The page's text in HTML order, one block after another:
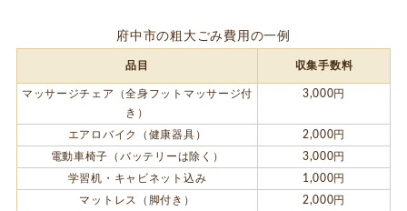
府中市の粗大ごみ費用の一例
品目 収集手数料
マッサージチェア（全身フットマッサージ付
き）
3,000円
エアロバイク（健康器具）
2,000円
電動車椅子（バッテリーは除く）
3,000円
学習机・キャビネット込み
1,000円
マットレス（脚付き）
2,000円